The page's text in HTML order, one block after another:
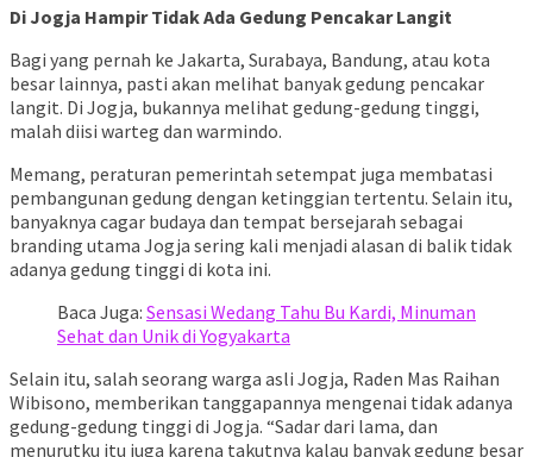
Di Jogja Hampir Tidak Ada Gedung Pencakar Langit
Bagi yang pernah ke Jakarta, Surabaya, Bandung, atau kota
besar lainnya, pasti akan melihat banyak gedung pencakar
langit. Di Jogja, bukannya melihat gedung-gedung tinggi,
malah diisi warteg dan warmindo.
Memang, peraturan pemerintah setempat juga membatasi
pembangunan gedung dengan ketinggian tertentu. Selain itu,
banyaknya cagar budaya dan tempat bersejarah sebagai
branding utama Jogja sering kali menjadi alasan di balik tidak
adanya gedung tinggi di kota ini.
Baca Juga: Sensasi Wedang Tahu Bu Kardi, Minuman
Sehat dan Unik di Yogyakarta
Selain itu, salah seorang warga asli Jogja, Raden Mas Raihan
Wibisono, memberikan tanggapannya mengenai tidak adanya
gedung-gedung tinggi di Jogja. “Sadar dari lama, dan
menurutku itu juga karena takutnya kalau banyak gedung besar